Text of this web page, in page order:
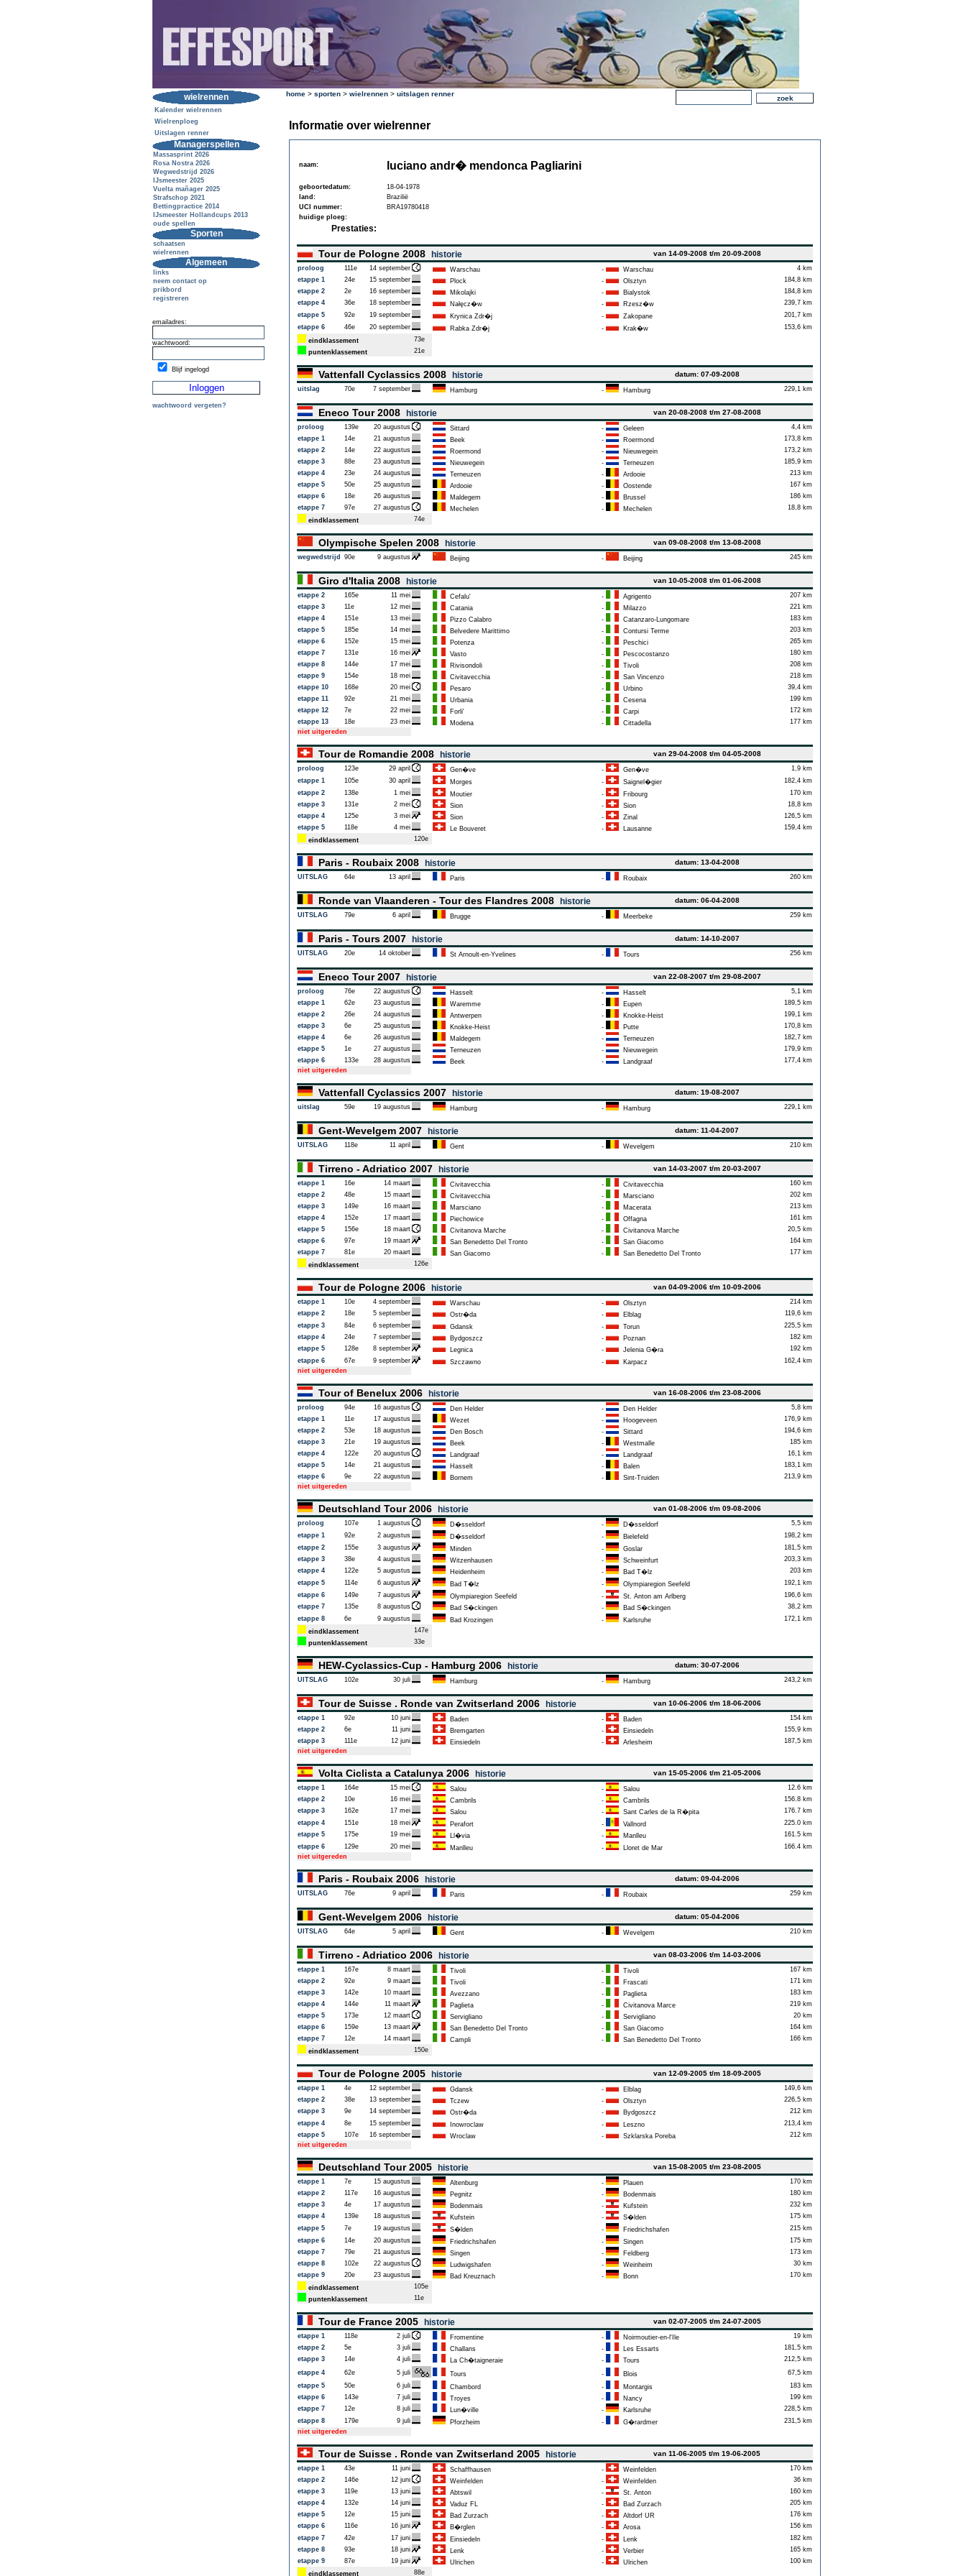
wielrennen
Kalender wielrennen
Wielrenploeg
Uitslagen renner
Managerspellen
Massasprint 2026
Rosa Nostra 2026
Wegwedstrijd 2026
IJsmeester 2025
Vuelta mañager 2025
Strafschop 2021
Bettingpractice 2014
IJsmeester Hollandcups 2013
oude spellen
Sporten
schaatsen
wielrennen
Algemeen
links
neem contact op
prikbord
registreren
emailadres:
wachtwoord:
Blijf ingelogd
wachtwoord vergeten?
home > sporten > wielrennen > uitslagen renner
Informatie over wielrenner
naam: luciano andr� mendonca Pagliarini
geboortedatum:
18-04-1978
land:
Brazilië
UCI nummer:
BRA19780418
huidige ploeg:
Prestaties:
Tour de Pologne 2008 historie van 14-09-2008 t/m 20-09-2008
proloog 111e 14 september Warschau - Warschau
4 km
etappe 1
24e 15 september Plock - Olsztyn
184,8 km
etappe 2
2e 16 september Mikolajki - Bialystok
184,8 km
etappe 4
36e 18 september Nałęcz�w - Rzesz�w
239,7 km
etappe 5
92e 19 september Krynica Zdr�j - Zakopane
201,7 km
etappe 6
46e 20 september Rabka Zdr�j - Krak�w
153,6 km
eindklassement
73e
puntenklassement
21e
Vattenfall Cyclassics 2008 historie datum: 07-09-2008
uitslag 70e 7 september Hamburg - Hamburg 229,1 km
Eneco Tour 2008 historie van 20-08-2008 t/m 27-08-2008
proloog 139e 20 augustus Sittard - Geleen
4,4 km
etappe 1
14e 21 augustus Beek - Roermond
173,8 km
etappe 2
14e 22 augustus Roermond - Nieuwegein
173,2 km
etappe 3
88e 23 augustus Nieuwegein - Terneuzen
185,9 km
etappe 4
23e 24 augustus Terneuzen - Ardooie
213 km
etappe 5
50e 25 augustus Ardooie - Oostende
167 km
etappe 6
18e 26 augustus Maldegem - Brussel
186 km
etappe 7
97e 27 augustus Mechelen - Mechelen
18,8 km
eindklassement
74e
Olympische Spelen 2008 historie van 09-08-2008 t/m 13-08-2008
wegwedstrijd 90e 9 augustus Beijing - Beijing 245 km
Giro d'Italia 2008 historie van 10-05-2008 t/m 01-06-2008
etappe 2 165e 11 mei Cefalu' - Agrigento
207 km
etappe 3
11e 12 mei Catania - Milazzo
221 km
etappe 4
151e 13 mei Pizzo Calabro - Catanzaro-Lungomare
183 km
etappe 5
185e 14 mei Belvedere Marittimo - Contursi Terme
203 km
etappe 6
152e 15 mei Potenza - Peschici
265 km
etappe 7
131e 16 mei Vasto - Pescocostanzo
180 km
etappe 8
144e 17 mei Rivisondoli - Tivoli
208 km
etappe 9
154e 18 mei Civitavecchia - San Vincenzo
218 km
etappe 10
168e 20 mei Pesaro - Urbino
39,4 km
etappe 11
92e 21 mei Urbania - Cesena
199 km
etappe 12
7e 22 mei Forli' - Carpi
172 km
etappe 13
18e 23 mei Modena - Cittadella
177 km
niet uitgereden
Tour de Romandie 2008 historie van 29-04-2008 t/m 04-05-2008
proloog 123e 29 april Gen�ve - Gen�ve
1,9 km
etappe 1
105e 30 april Morges - Saignel�gier
182,4 km
etappe 2
138e 1 mei Moutier - Fribourg
170 km
etappe 3
131e 2 mei Sion - Sion
18,8 km
etappe 4
125e 3 mei Sion - Zinal
126,5 km
etappe 5
118e 4 mei Le Bouveret - Lausanne
159,4 km
eindklassement
120e
Paris - Roubaix 2008 historie datum: 13-04-2008
UITSLAG 64e 13 april Paris - Roubaix 260 km
Ronde van Vlaanderen - Tour des Flandres 2008 historie datum: 06-04-2008
UITSLAG 79e 6 april Brugge - Meerbeke 259 km
Paris - Tours 2007 historie datum: 14-10-2007
UITSLAG 20e 14 oktober St Arnoult-en-Yvelines - Tours 256 km
Eneco Tour 2007 historie van 22-08-2007 t/m 29-08-2007
proloog 76e 22 augustus Hasselt - Hasselt
5,1 km
etappe 1
62e 23 augustus Waremme - Eupen
189,5 km
etappe 2
26e 24 augustus Antwerpen - Knokke-Heist
199,1 km
etappe 3
6e 25 augustus Knokke-Heist - Putte
170,8 km
etappe 4
6e 26 augustus Maldegem - Terneuzen
182,7 km
etappe 5
1e 27 augustus Terneuzen - Nieuwegein
179,9 km
etappe 6
133e 28 augustus Beek - Landgraaf
177,4 km
niet uitgereden
Vattenfall Cyclassics 2007 historie datum: 19-08-2007
uitslag 59e 19 augustus Hamburg - Hamburg 229,1 km
Gent-Wevelgem 2007 historie datum: 11-04-2007
UITSLAG 118e 11 april Gent - Wevelgem 210 km
Tirreno - Adriatico 2007 historie van 14-03-2007 t/m 20-03-2007
etappe 1 16e 14 maart Civitavecchia - Civitavecchia
160 km
etappe 2
48e 15 maart Civitavecchia - Marsciano
202 km
etappe 3
149e 16 maart Marsciano - Macerata
213 km
etappe 4
152e 17 maart Piechowice - Offagna
161 km
etappe 5
156e 18 maart Civitanova Marche - Civitanova Marche
20,5 km
etappe 6
97e 19 maart San Benedetto Del Tronto - San Giacomo
164 km
etappe 7
81e 20 maart San Giacomo - San Benedetto Del Tronto
177 km
eindklassement
126e
Tour de Pologne 2006 historie van 04-09-2006 t/m 10-09-2006
etappe 1 10e 4 september Warschau - Olsztyn
214 km
etappe 2
18e 5 september Ostr�da - Elblag
119,6 km
etappe 3
84e 6 september Gdansk - Torun
225,5 km
etappe 4
24e 7 september Bydgoszcz - Poznan
182 km
etappe 5
128e 8 september Legnica - Jelenia G�ra
192 km
etappe 6
67e 9 september Szczawno - Karpacz
162,4 km
niet uitgereden
Tour of Benelux 2006 historie van 16-08-2006 t/m 23-08-2006
proloog 94e 16 augustus Den Helder - Den Helder
5,8 km
etappe 1
11e 17 augustus Wezet - Hoogeveen
176,9 km
etappe 2
53e 18 augustus Den Bosch - Sittard
194,6 km
etappe 3
21e 19 augustus Beek - Westmalle
185 km
etappe 4
122e 20 augustus Landgraaf - Landgraaf
16,1 km
etappe 5
14e 21 augustus Hasselt - Balen
183,1 km
etappe 6
9e 22 augustus Bornem - Sint-Truiden
213,9 km
niet uitgereden
Deutschland Tour 2006 historie van 01-08-2006 t/m 09-08-2006
proloog 107e 1 augustus D�sseldorf - D�sseldorf
5,5 km
etappe 1
92e 2 augustus D�sseldorf - Bielefeld
198,2 km
etappe 2
155e 3 augustus Minden - Goslar
181,5 km
etappe 3
38e 4 augustus Witzenhausen - Schweinfurt
203,3 km
etappe 4
122e 5 augustus Heidenheim - Bad T�lz
203 km
etappe 5
114e 6 augustus Bad T�lz - Olympiaregion Seefeld
192,1 km
etappe 6
149e 7 augustus Olympiaregion Seefeld - St. Anton am Arlberg
196,6 km
etappe 7
135e 8 augustus Bad S�ckingen - Bad S�ckingen
38,2 km
etappe 8
6e 9 augustus Bad Krozingen - Karlsruhe
172,1 km
eindklassement
147e
puntenklassement
33e
HEW-Cyclassics-Cup - Hamburg 2006 historie datum: 30-07-2006
UITSLAG 102e 30 juli Hamburg - Hamburg 243,2 km
Tour de Suisse . Ronde van Zwitserland 2006 historie van 10-06-2006 t/m 18-06-2006
etappe 1 92e 10 juni Baden - Baden
154 km
etappe 2
6e 11 juni Bremgarten - Einsiedeln
155,9 km
etappe 3
111e 12 juni Einsiedeln - Arlesheim
187,5 km
niet uitgereden
Volta Ciclista a Catalunya 2006 historie van 15-05-2006 t/m 21-05-2006
etappe 1 164e 15 mei Salou - Salou
12.6 km
etappe 2
10e 16 mei Cambrils - Cambrils
156.8 km
etappe 3
162e 17 mei Salou - Sant Carles de la R�pita
176.7 km
etappe 4
151e 18 mei Perafort - Vallnord
225.0 km
etappe 5
175e 19 mei Ll�via - Manlleu
161.5 km
etappe 6
129e 20 mei Manlleu - Lloret de Mar
166.4 km
niet uitgereden
Paris - Roubaix 2006 historie datum: 09-04-2006
UITSLAG 76e 9 april Paris - Roubaix 259 km
Gent-Wevelgem 2006 historie datum: 05-04-2006
UITSLAG 64e 5 april Gent - Wevelgem 210 km
Tirreno - Adriatico 2006 historie van 08-03-2006 t/m 14-03-2006
etappe 1 167e 8 maart Tivoli - Tivoli
167 km
etappe 2
92e 9 maart Tivoli - Frascati
171 km
etappe 3
142e 10 maart Avezzano - Paglieta
183 km
etappe 4
144e 11 maart Paglieta - Civitanova Marce
219 km
etappe 5
173e 12 maart Servigliano - Servigliano
20 km
etappe 6
159e 13 maart San Benedetto Del Tronto - San Giacomo
164 km
etappe 7
12e 14 maart Campli - San Benedetto Del Tronto
166 km
eindklassement
150e
Tour de Pologne 2005 historie van 12-09-2005 t/m 18-09-2005
etappe 1 4e 12 september Gdansk - Elblag
149,6 km
etappe 2
38e 13 september Tczew - Olsztyn
226,5 km
etappe 3
9e 14 september Ostr�da - Bydgoszcz
212 km
etappe 4
8e 15 september Inowroclaw - Leszno
213,4 km
etappe 5
107e 16 september Wroclaw - Szklarska Poreba
212 km
niet uitgereden
Deutschland Tour 2005 historie van 15-08-2005 t/m 23-08-2005
etappe 1 7e 15 augustus Altenburg - Plauen
170 km
etappe 2
117e 16 augustus Pegnitz - Bodenmais
180 km
etappe 3
4e 17 augustus Bodenmais - Kufstein
232 km
etappe 4
139e 18 augustus Kufstein - S�lden
175 km
etappe 5
7e 19 augustus S�lden - Friedrichshafen
215 km
etappe 6
14e 20 augustus Friedrichshafen - Singen
175 km
etappe 7
79e 21 augustus Singen - Feldberg
173 km
etappe 8
102e 22 augustus Ludwigshafen - Weinheim
30 km
etappe 9
20e 23 augustus Bad Kreuznach - Bonn
170 km
eindklassement
105e
puntenklassement
11e
Tour de France 2005 historie van 02-07-2005 t/m 24-07-2005
etappe 1 118e 2 juli Fromentine - Noirmoutier-en-l'Ile
19 km
etappe 2
5e 3 juli Challans - Les Essarts
181,5 km
etappe 3
14e 4 juli La Ch�taigneraie - Tours
212,5 km
etappe 4
62e 5 juli Tours - Blois
67,5 km
etappe 5
50e 6 juli Chambord - Montargis
183 km
etappe 6
143e 7 juli Troyes - Nancy
199 km
etappe 7
12e 8 juli Lun�ville - Karlsruhe
228,5 km
etappe 8
179e 9 juli Pforzheim - G�rardmer
231,5 km
niet uitgereden
Tour de Suisse . Ronde van Zwitserland 2005 historie van 11-06-2005 t/m 19-06-2005
etappe 1 43e 11 juni Schaffhausen - Weinfelden
170 km
etappe 2
146e 12 juni Weinfelden - Weinfelden
36 km
etappe 3
119e 13 juni Abtswil - St. Anton
160 km
etappe 4
132e 14 juni Vaduz FL - Bad Zurzach
205 km
etappe 5
12e 15 juni Bad Zurzach - Altdorf UR
176 km
etappe 6
116e 16 juni B�rglen - Arosa
156 km
etappe 7
42e 17 juni Einsiedeln - Lenk
182 km
etappe 8
93e 18 juni Lenk - Verbier
165 km
etappe 9
87e 19 juni Ulrichen - Ulrichen
100 km
eindklassement
88e